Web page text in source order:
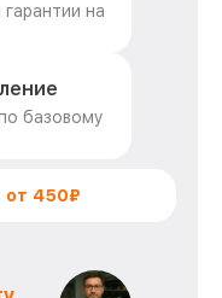
на
базовому
от 450₽